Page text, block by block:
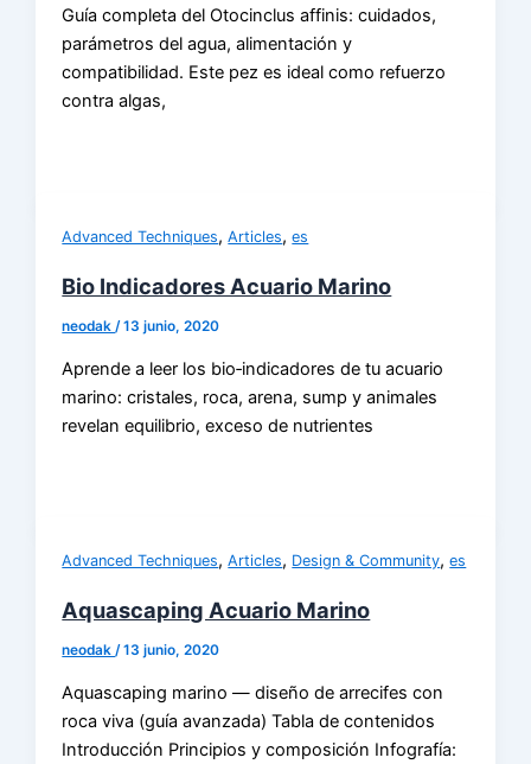
Guía completa del Otocinclus affinis: cuidados,
parámetros del agua, alimentación y
compatibilidad. Este pez es ideal como refuerzo
contra algas,
Advanced Techniques,Articles,es
Bio Indicadores Acuario Marino
neodak/13 junio, 2020
Aprende a leer los bio‑indicadores de tu acuario
marino: cristales, roca, arena, sump y animales
revelan equilibrio, exceso de nutrientes
Advanced Techniques,Articles, Design & Community,es
Aquascaping Acuario Marino
neodak/13 junio, 2020
Aquascaping marino — diseño de arrecifes con
roca viva (guía avanzada) Tabla de contenidos
Introducción Principios y composición Infografía: